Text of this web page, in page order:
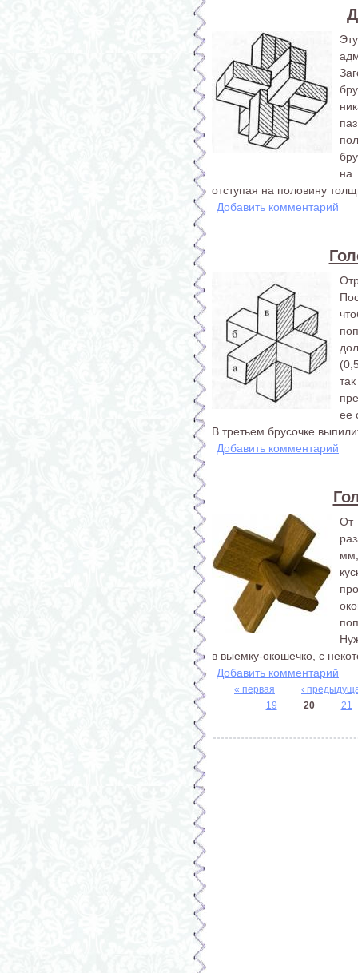
на
отступая на половину
Добавить комментарий
ее
В третьем брусочке
Добавить комментарий
От
в выемку-окошечко, с
Добавить комментарий
« первая
‹
19
20 21